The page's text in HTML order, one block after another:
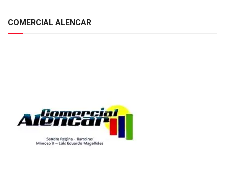
COMERCIAL ALENCAR